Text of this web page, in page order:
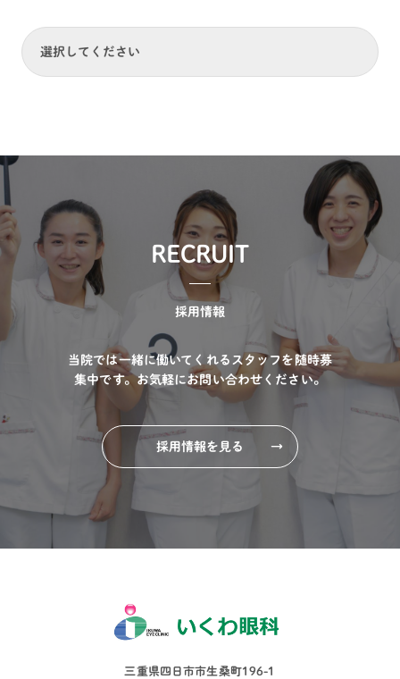
RECRUIT
採用情報
当院では一緒に働いてくれるスタッフを随時募
集中です。お気軽にお問い合わせください。
採用情報を見る →
三重県四日市市生桑町196-1